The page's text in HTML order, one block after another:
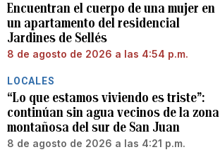
Encuentran el cuerpo de una mujer en
un apartamento del residencial
Jardines de Sellés
8 de agosto de 2026 a las 4:54 p.m.
LOCALES
“Lo que estamos viviendo es triste”:
continúan sin agua vecinos de la zona
montañosa del sur de San Juan
8 de agosto de 2026 a las 4:21 p.m.